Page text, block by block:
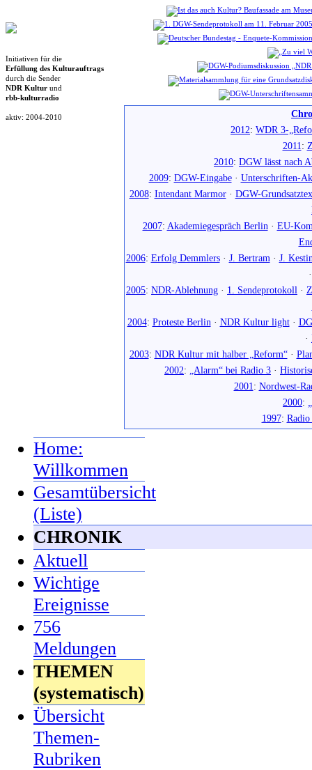
Initiativen für die
Erfüllung des Kulturauftrags
durch die Sender
NDR Kultur und
rbb-kulturradio
aktiv: 2004-2010
2012: WDR 3-
2011:
2010: DGW lässt nach
2009: DGW-Eingabe· Unterschriften-
2008: Intendant Marmor· DGW-
2007: Akademiegespräch Berlin · EU-
2006: Erfolg Demmlers· J. Bertram · J.
2005: NDR-Ablehnung · 1. Sendeprotokoll ·
2004: Proteste Berlin · NDR Kultur light·
·
2003: NDR Kultur mit halber „Reform“·
2002: „Alarm“ bei Radio 3 ·
2001: Nordwest-
2000:
1997:
Home:
Willkommen
Gesamtübersicht
(Liste)
CHRONIK
Aktuell
Wichtige
Ereignisse
756
Meldungen
THEMEN
(systematisch)
Übersicht
Themen-
Rubriken